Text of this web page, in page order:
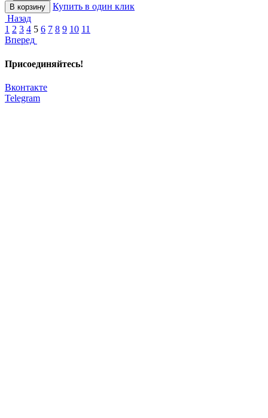
В корзину
Купить в один клик
Назад
1 2 3 4 5 6 7 8 9 10 11
Вперед
Присоединяйтесь!
Вконтакте
Telegram